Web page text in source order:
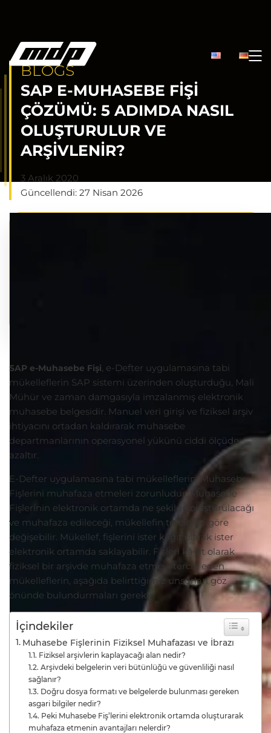
BLOGS
SAP E-MUHASEBE FIŞI
ÇÖZÜMÜ: 5 ADIMDA NASIL
OLUŞTURULUR VE
ARŞIVLENIR?
3 Aralık 2020
Güncellendi: 27 Nisan 2026
SAP e-Muhasebe Fişi, e-Defter uygulamasına tabi
mükelleflerin SAP sistemi üzerinden oluşturduğu, Mali
Mühür ve zaman damgasıyla imzalanmış elektronik
muhasebe belgesidir. Manuel veri girişi ve fiziksel arşiv
ihtiyacını ortadan kaldırarak muhasebe
departmanlarının operasyonel yükünü ciddi ölçüde
azaltır.
E-Defter uygulamasına tabi mükelleflerin, Muhasebe
Fişlerini muhafaza etmeleri zorunludur. Muhasebe
Fişlerinin elektronik ortamda ne şekilde oluşturulacağı
ve muhafaza edileceği, mükellefin tercihine göre
değişebilir. Mükellef, fişlerini ister kâğıt olarak ister
elektronik ortamda saklayabilir. Fişleri kâğıt olarak
fiziksel bir arşivde muhafaza etmeyi tercih eden
mükelleflerin, aşağıda belirttiğimiz unsurları göz
önünde bulundurmaları gerekir.
İçindekiler
Muhasebe Fişlerinin Fiziksel Muhafazası ve İbrazı
Fiziksel arşivlerin kaplayacağı alan nedir?
Arşivdeki belgelerin veri bütünlüğü ve güvenliliği nasıl
sağlanır?
Doğru dosya formatı ve belgelerde bulunması gereken
asgari bilgiler nedir?
Peki Muhasebe Fiş’lerini elektronik ortamda oluşturarak
muhafaza etmenin avantajları nelerdir?